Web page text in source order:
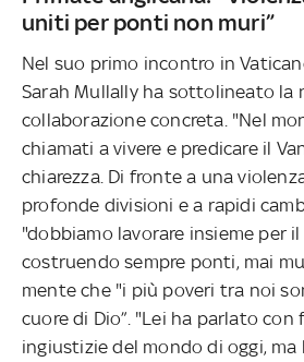
uniti per ponti non muri”
Nel suo primo incontro in
Sarah Mullally ha sottolineato la
collaborazione concreta. "Nel
chiamati a vivere e predicare il
chiarezza. Di fronte a una
profonde divisioni e a rapidi
"dobbiamo lavorare insieme per
costruendo sempre ponti, mai
mente che "i più poveri tra noi
cuore di Dio”. "Lei ha parlato
ingiustizie del mondo di oggi, ma